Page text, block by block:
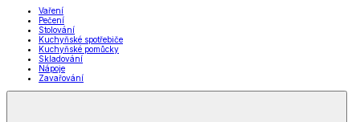
Vaření
Pečení
Stolování
Kuchyňské spotřebiče
Kuchyňské pomůcky
Skladování
Nápoje
Zavařování